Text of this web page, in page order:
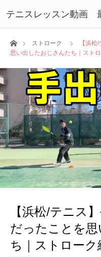
テニスレッスン動画
ホームストローク
【浜
思い出したおじさんたち｜スト
【浜松/テニス
だったことを
ち｜ストローク